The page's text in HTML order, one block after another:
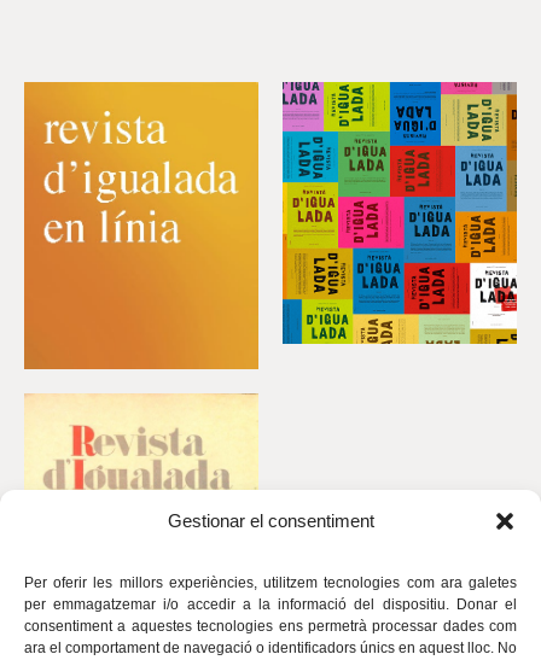
Gestionar el consentiment
Per oferir les millors experiències, utilitzem tecnologies com ara galetes
per emmagatzemar i/o accedir a la informació del dispositiu. Donar el
consentiment a aquestes tecnologies ens permetrà processar dades com
ara el comportament de navegació o identificadors únics en aquest lloc. No